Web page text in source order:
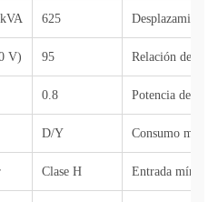
625
V) 95 Relación de
0.8 Potencia de
D/Y Consumo
Clase H Entrada